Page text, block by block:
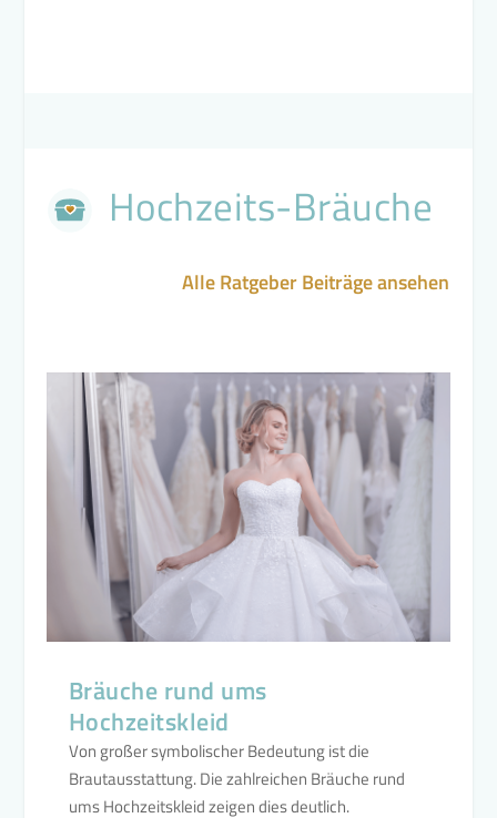
Hochzeits-Bräuche
Alle Ratgeber Beiträge ansehen
Bräuche rund ums
Hochzeitskleid
Von großer symbolischer Bedeutung ist die
Brautausstattung. Die zahlreichen Bräuche rund
ums Hochzeitskleid zeigen dies deutlich.